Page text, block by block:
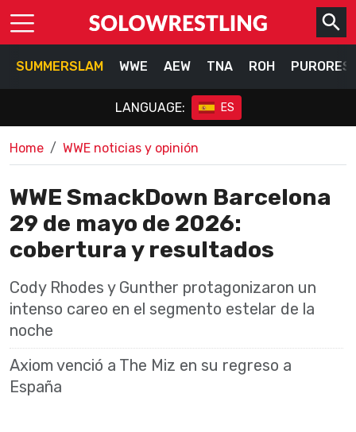
SUMMERSLAM WWE AEW TNA ROH
LANGUAGE: ES
Home WWE noticias y opinión
WWE SmackDown Barcelona
29 de mayo de 2026:
cobertura y resultados
Cody Rhodes y Gunther protagonizaron un
intenso careo en el segmento estelar de la
noche
Axiom venció a The Miz en su regreso a
España